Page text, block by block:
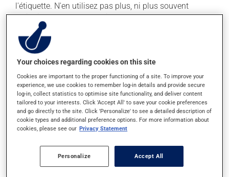
l'étiquette. N'en utilisez pas plus, ni plus souvent
qu'indiqué. Il est déconseillé de cesser brusquement de
prendre ce produit, surtout s'il a été utilisé durant
plusieurs semaines. Si vous voulez cesser de l'utiliser,
discutez-en avec votre pharmacien.
sans égard aux repas ou aux collations. Ce
médicament peut augmenter les effets de l'alcool.
Limitez la consommation d'alcool à une prise
occasionnelle.
Effets indésirables
En plus de ses effets recherchés, ce produit peut à
Your choices regarding cookies on this site
Cookies are important to the proper functioning of a site. To improve your
experience, we use cookies to remember log-in details and provide secure
log-in, collect statistics to optimise site functionality, and deliver content
tailored to your interests. Click 'Accept All' to save your cookie preferences
and go directly to the site. Click 'Personalize' to see a detailed description of
cookie types and additional preference options. For more information about
cookies, please see our Privacy Statement
Personalize Accept All